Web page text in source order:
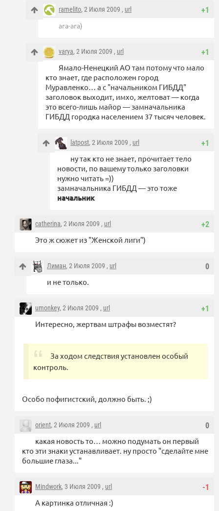
+1
ramelito, 2 Июля 2009 , url
ага-ага)
+1
varya, 2 Июля 2009 , url
Ямало-Ненецкий АО там потому что мало
кто знает, где расположен город
Муравленко… а с "начальником ГИБДД"
заголовок выходит, имхо, желтоват — когда
это всего-лишь майор — замначальника
ГИБДД городка населением 37 тысяч человек.
+1
latpost, 2 Июля 2009 , url
ну так кто не знает, прочитает тело
новости, по вашему только заголовки
нужно читать =))
замначальника ГИБДД — это тоже
начальник
+2
catherina, 2 Июля 2009 , url
Это ж сюжет из "Женской лиги")
0
Лиман, 2 Июля 2009 , url
и не только.
+1
umonkey, 2 Июля 2009 , url
Интересно, жертвам штрафы возместят?
За ходом следствия установлен особый
контроль.
Особо пофигистский, должно быть. ;)
0
orient, 2 Июля 2009 , url
какая новость то… можно подумать он первый
кто эти знаки устанавливает. ну просто "сделайте мне
большие глаза..."
-1
Mindwork, 3 Июля 2009 , url
А картинка отличная :)